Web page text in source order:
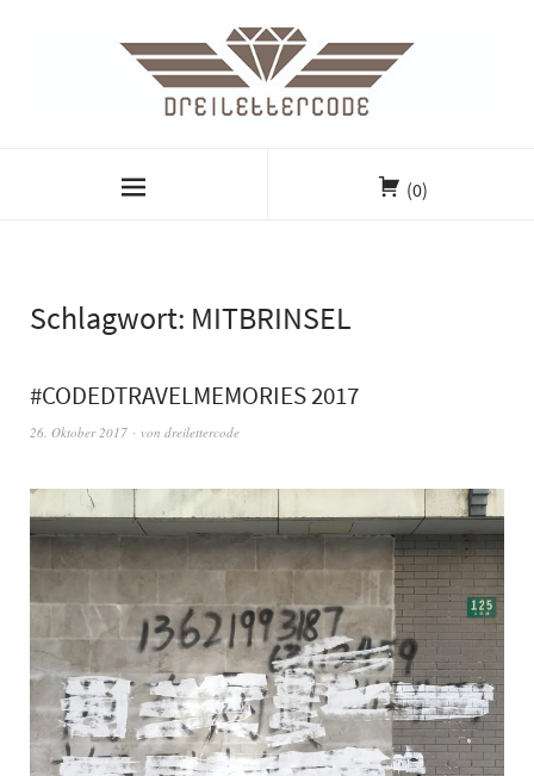
(0)
Schlagwort: MITBRINSEL
#CODEDTRAVELMEMORIES 2017
26. Oktober 2017 von dreilettercode